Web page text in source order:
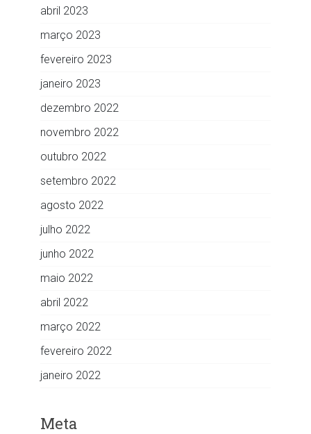
abril 2023
março 2023
fevereiro 2023
janeiro 2023
dezembro 2022
novembro 2022
outubro 2022
setembro 2022
agosto 2022
julho 2022
junho 2022
maio 2022
abril 2022
março 2022
fevereiro 2022
janeiro 2022
Meta